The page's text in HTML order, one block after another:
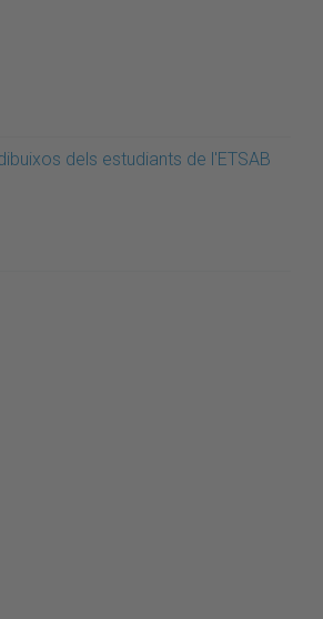
dels estudiants de l'ETSAB